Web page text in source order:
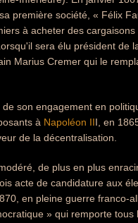
première société, « Félix
à acheter des
sera élu président de
Marius Cremer qui le
de son engagement en
à Napoléon III, en
de la décentralisation.
de plus en plus
acte de candidature aux
en pleine guerre franco-
» qui remporte tous